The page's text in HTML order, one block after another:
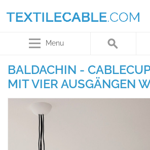
Menu
BALDACHIN -
MIT VIER AUSGÄNGEN